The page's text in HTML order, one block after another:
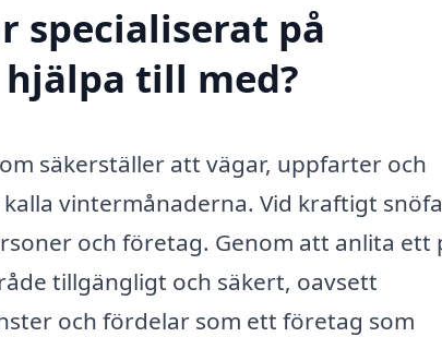
specialiserat på
till med?
säkerställer att vägar, uppfarter och
vintermånaderna. Vid kraftigt
och företag. Genom att anlita ett
tillgängligt och säkert, oavsett
och fördelar som ett företag som